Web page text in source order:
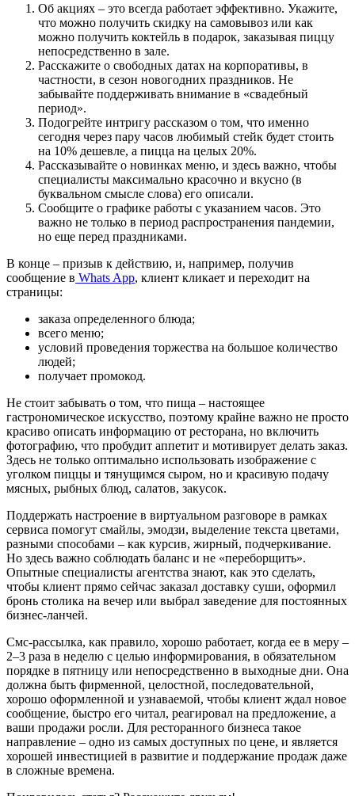
Об акциях – это всегда работает эффективно. Укажите,
что можно получить скидку на самовывоз или как
можно получить коктейль в подарок, заказывая пиццу
непосредственно в зале.
Расскажите о свободных датах на корпоративы, в
частности, в сезон новогодних праздников. Не
забывайте поддерживать внимание в «свадебный
период».
Подогрейте интригу рассказом о том, что именно
сегодня через пару часов любимый стейк будет стоить
на 10% дешевле, а пицца на целых 20%.
Рассказывайте о новинках меню, и здесь важно, чтобы
специалисты максимально красочно и вкусно (в
буквальном смысле слова) его описали.
Сообщите о графике работы с указанием часов. Это
важно не только в период распространения пандемии,
но еще перед праздниками.
В конце – призыв к действию, и, например, получив
сообщение в Whats App, клиент кликает и переходит на
страницы:
заказа определенного блюда;
всего меню;
условий проведения торжества на большое количество
людей;
получает промокод.
Не стоит забывать о том, что пища – настоящее
гастрономическое искусство, поэтому крайне важно не просто
красиво описать информацию от ресторана, но включить
фотографию, что пробудит аппетит и мотивирует делать заказ.
Здесь не только оптимально использовать изображение с
уголком пиццы и тянущимся сыром, но и красивую подачу
мясных, рыбных блюд, салатов, закусок.
Поддержать настроение в виртуальном разговоре в рамках
сервиса помогут смайлы, эмодзи, выделение текста цветами,
разными способами – как курсив, жирный, подчеркивание.
Но здесь важно соблюдать баланс и не «переборщить».
Опытные специалисты агентства знают, как это сделать,
чтобы клиент прямо сейчас заказал доставку суши, оформил
бронь столика на вечер или выбрал заведение для постоянных
бизнес-ланчей.
Смс-рассылка, как правило, хорошо работает, когда ее в меру –
2–3 раза в неделю с целью информирования, в обязательном
порядке в пятницу или непосредственно в выходные дни. Она
должна быть фирменной, целостной, последовательной,
хорошо оформленной и узнаваемой, чтобы клиент ждал новое
сообщение, быстро его читал, реагировал на предложение, а
ваши продажи росли. Для ресторанного бизнеса такое
направление – одно из самых доступных по цене, и является
хорошей инвестицией в развитие и поддержание продаж даже
в сложные времена.